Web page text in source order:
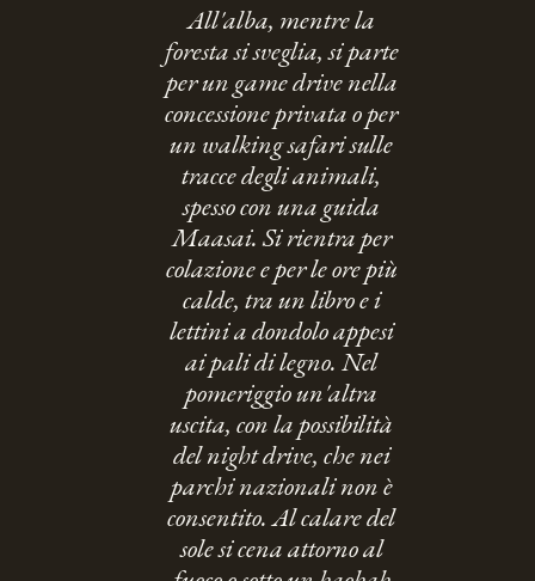
All'alba, mentre la
foresta si sveglia, si parte
per un game drive nella
concessione privata o per
un walking safari sulle
tracce degli animali,
spesso con una guida
Maasai. Si rientra per
colazione e per le ore più
calde, tra un libro e i
lettini a dondolo appesi
ai pali di legno. Nel
pomeriggio un'altra
uscita, con la possibilità
del night drive, che nei
parchi nazionali non è
consentito. Al calare del
sole si cena attorno al